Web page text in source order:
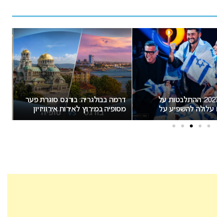
בורגס סוגרת פער
לאירוח אירוויזיון
מאכזב: העיר המארחת של אירוויזיון
2027 לא תוכרז היום